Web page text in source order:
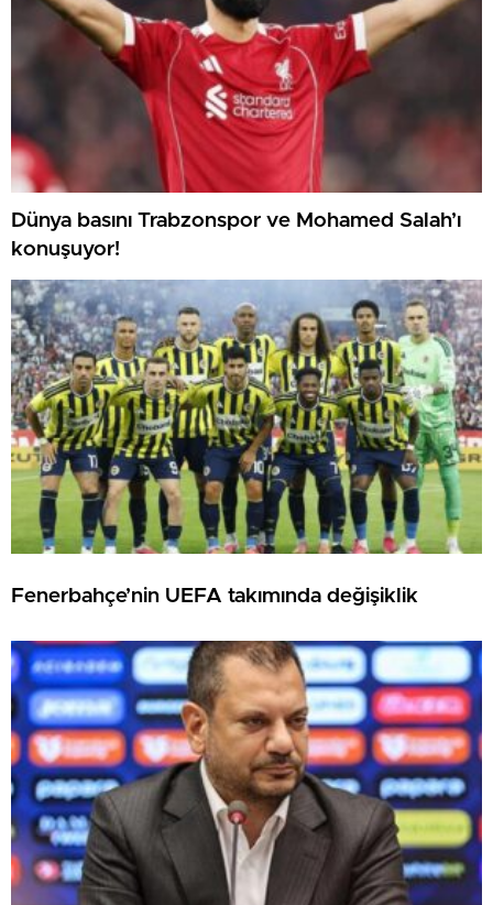
Dünya basını Trabzonspor ve Mohamed Salah’ı
konuşuyor!
Fenerbahçe’nin UEFA takımında değişiklik